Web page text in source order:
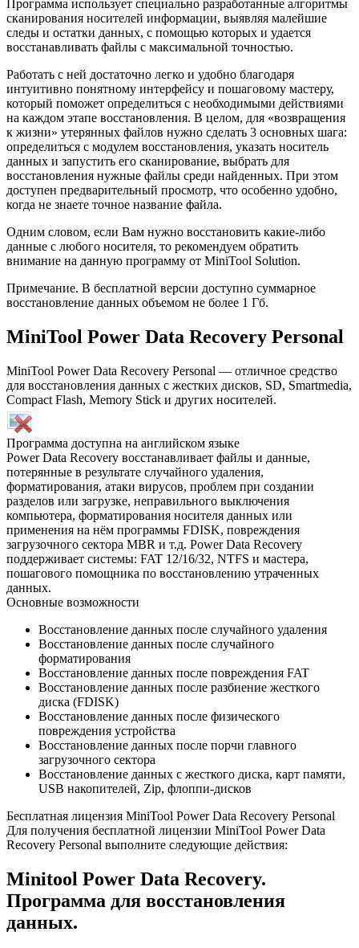
Программа использует специально разработанные алгоритмы
сканирования носителей информации, выявляя малейшие
следы и остатки данных, с помощью которых и удается
восстанавливать файлы с максимальной точностью.
Работать с ней достаточно легко и удобно благодаря
интуитивно понятному интерфейсу и пошаговому мастеру,
который поможет определиться с необходимыми действиями
на каждом этапе восстановления. В целом, для «возвращения
к жизни» утерянных файлов нужно сделать 3 основных шага:
определиться с модулем восстановления, указать носитель
данных и запустить его сканирование, выбрать для
восстановления нужные файлы среди найденных. При этом
доступен предварительный просмотр, что особенно удобно,
когда не знаете точное название файла.
Одним словом, если Вам нужно восстановить какие-либо
данные с любого носителя, то рекомендуем обратить
внимание на данную программу от MiniTool Solution.
Примечание. В бесплатной версии доступно суммарное
восстановление данных объемом не более 1 Гб.
MiniTool Power Data Recovery Personal
MiniTool Power Data Recovery Personal — отличное средство
для восстановления данных с жестких дисков, SD, Smartmedia,
Compact Flash, Memory Stick и других носителей.
Программа доступна на английском языке
Power Data Recovery восстанавливает файлы и данные,
потерянные в результате случайного удаления,
форматирования, атаки вирусов, проблем при создании
разделов или загрузке, неправильного выключения
компьютера, форматирования носителя данных или
применения на нём программы FDISK, повреждения
загрузочного сектора MBR и т.д. Power Data Recovery
поддерживает системы: FAT 12/16/32, NTFS и мастера,
пошагового помощника по восстановлению утраченных
данных.
Основные возможности
Восстановление данных после случайного удаления
Восстановление данных после случайного
форматирования
Восстановление данных после повреждения FAT
Восстановление данных после разбиение жесткого
диска (FDISK)
Восстановление данных после физического
повреждения устройства
Восстановление данных после порчи главного
загрузочного сектора
Восстановление данных с жесткого диска, карт памяти,
USB накопителей, Zip, флоппи-дисков
Бесплатная лицензия MiniTool Power Data Recovery Personal
Для получения бесплатной лицензии MiniTool Power Data
Recovery Personal выполните следующие действия:
Minitool Power Data Recovery.
Программа для восстановления
данных.